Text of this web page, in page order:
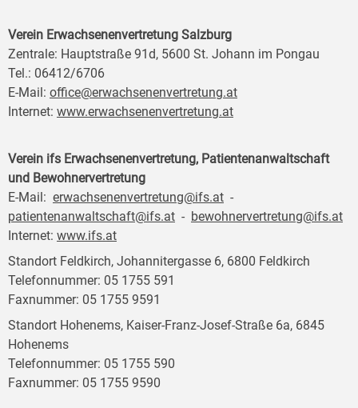
Verein Erwachsenenvertretung Salzburg
Zentrale: Hauptstraße 91d, 5600 St. Johann im Pongau
Tel.: 06412/6706
E-Mail: office@erwachsenenvertretung.at
Internet: www.erwachsenenvertretung.at
Verein ifs Erwachsenenvertretung, Patientenanwaltschaft
und Bewohnervertretung
E-Mail: erwachsenenvertretung@ifs.at -
patientenanwaltschaft@ifs.at - bewohnervertretung@ifs.at
Internet: www.ifs.at
Standort Feldkirch, Johannitergasse 6, 6800 Feldkirch
Telefonnummer: 05 1755 591
Faxnummer: 05 1755 9591
Standort Hohenems, Kaiser-Franz-Josef-Straße 6a, 6845
Hohenems
Telefonnummer: 05 1755 590
Faxnummer: 05 1755 9590